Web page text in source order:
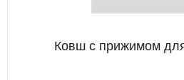
Ковш с прижимом